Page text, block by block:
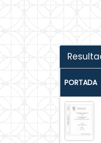
PORTADA